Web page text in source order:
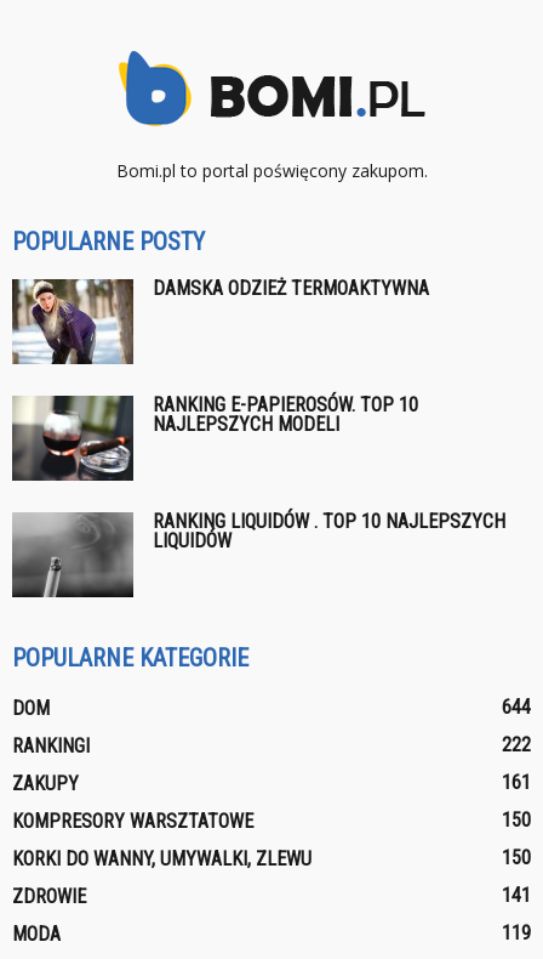
Bomi.pl to portal poświęcony zakupom.
POPULARNE POSTY
DAMSKA ODZIEŻ TERMOAKTYWNA
RANKING E-PAPIEROSÓW. TOP 10
NAJLEPSZYCH MODELI
RANKING LIQUIDÓW . TOP 10 NAJLEPSZYCH
LIQUIDÓW
POPULARNE KATEGORIE
DOM
644
RANKINGI
222
ZAKUPY
161
KOMPRESORY WARSZTATOWE
150
KORKI DO WANNY, UMYWALKI, ZLEWU
150
ZDROWIE
141
MODA
119